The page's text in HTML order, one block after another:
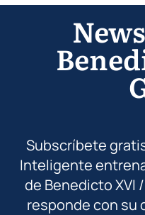
Subscríbete
Inteligente
de Benedicto XVI
responde con su